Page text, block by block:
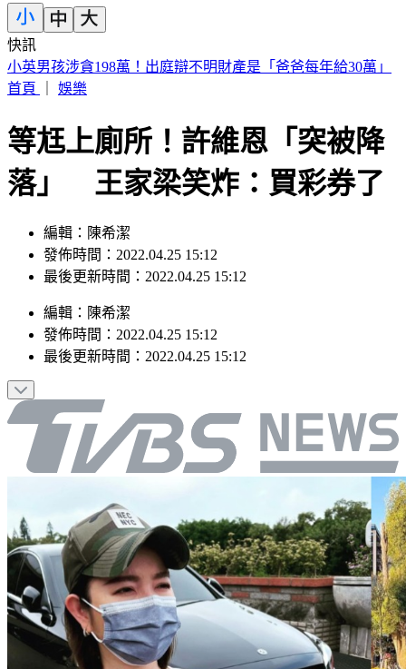
快訊
快訊／泰國學校驚傳槍擊！學生槍手校園開槍 2師中彈身亡
首頁
娛樂
等尪上廁所！許維恩「突被降
落」 王家梁笑炸：買彩券了
編輯：陳希潔
發佈時間：2022.04.25 15:12
最後更新時間：2022.04.25 15:12
編輯 ： 陳希潔
發佈時間： 2022.04.25 15:12
最後更新時間： 2022.04.25 15:12